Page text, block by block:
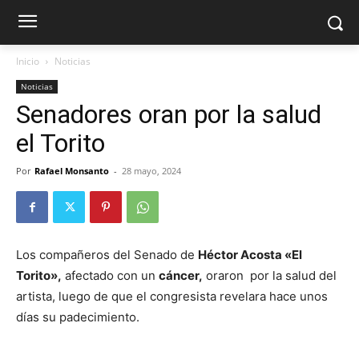
Inicio Noticias
Noticias
Senadores oran por la salud
el Torito
Por Rafael Monsanto - 28 mayo, 2024
Los compañeros del Senado de Héctor Acosta «El
Torito», afectado con un cáncer, oraron por la salud del
artista, luego de que el congresista revelara hace unos
días su padecimiento.